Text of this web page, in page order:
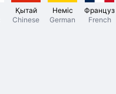
Қытай
Chinese
Неміс
German
Француз
French